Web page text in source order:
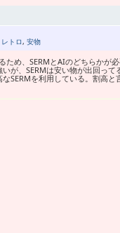
レトロ, 安物
ため、SERMとAIのどちらかが
が、SERMは安い物が出回っ
SERMを利用している。割高